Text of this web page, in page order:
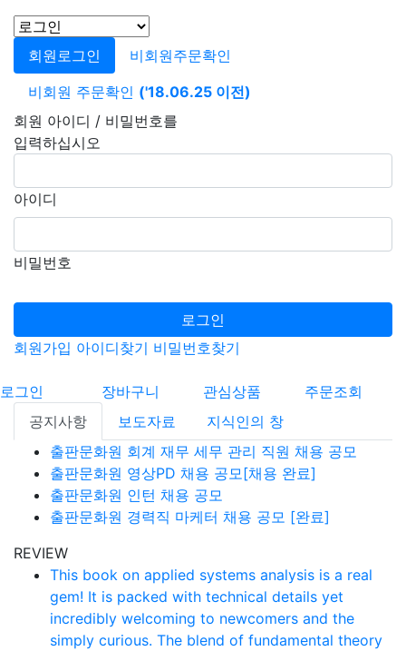
회원로그인
비회원주문확인
비회원 주문확인 ('18.06.25 이전)
회원 아이디 / 비밀번호를
입력하십시오
아이디
비밀번호
로그인
회원가입 아이디찾기 비밀번호찾기
로그인 장바구니 관심상품
주문조회
공지사항
보도자료
지식인의 창
출판문화원 회계 재무 세무 관리 직원 채용 공모
출판문화원 영상PD 채용 공모[채용 완료]
출판문화원 인턴 채용 공모
출판문화원 경력직 마케터 채용 공모 [완료]
REVIEW
This book on applied systems analysis is a real
gem! It is packed with technical details yet
incredibly welcoming to newcomers and the
simply curious. The blend of fundamental theory